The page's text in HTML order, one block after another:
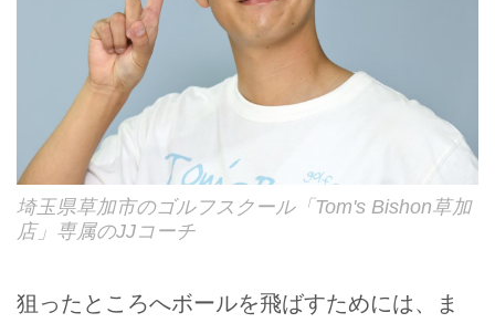
埼玉県草加市のゴルフスクール「Tom's Bishon草加
店」専属のJJコーチ
狙ったところへボールを飛ばすためには、ま